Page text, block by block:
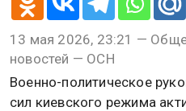
13 мая 2026, 23:21 —
новостей — ОСН
Военно-политическое
сил киевского режима